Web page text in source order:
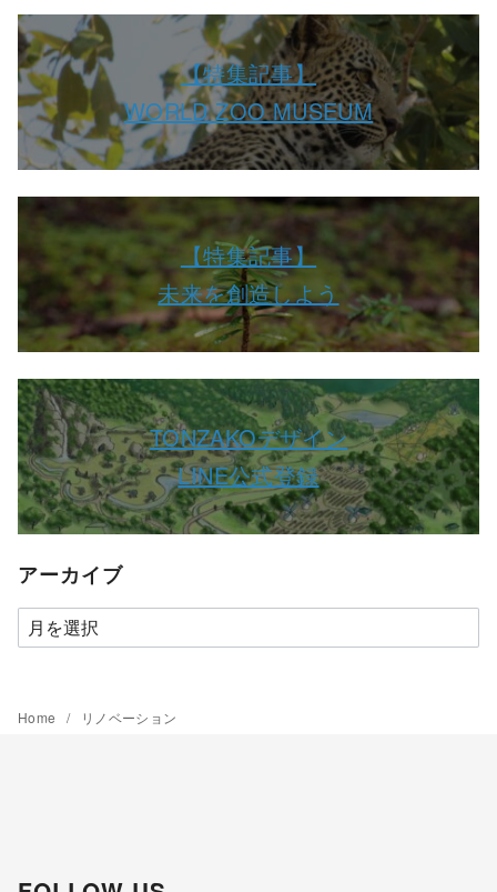
【特集記事】
WORLD ZOO MUSEUM
【特集記事】
未来を創造しよう
TONZAKOデザイン
LINE公式登録
アーカイブ
ア
ー
イ
Home リノベーション